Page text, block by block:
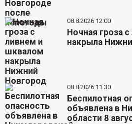
08.8.2026 12:00
Ночная гроза
накрыла
08.8.2026 11:30
Беспилотная
объявлена в
области 8